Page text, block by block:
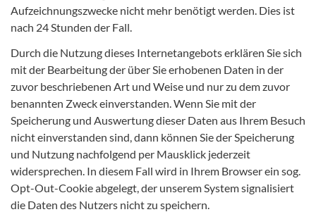
Aufzeichnungszwecke nicht mehr benötigt werden. Dies ist
nach 24 Stunden der Fall.
Durch die Nutzung dieses Internetangebots erklären Sie sich
mit der Bearbeitung der über Sie erhobenen Daten in der
zuvor beschriebenen Art und Weise und nur zu dem zuvor
benannten Zweck einverstanden. Wenn Sie mit der
Speicherung und Auswertung dieser Daten aus Ihrem Besuch
nicht einverstanden sind, dann können Sie der Speicherung
und Nutzung nachfolgend per Mausklick jederzeit
widersprechen. In diesem Fall wird in Ihrem Browser ein sog.
Opt-Out-Cookie abgelegt, der unserem System signalisiert
die Daten des Nutzers nicht zu speichern.